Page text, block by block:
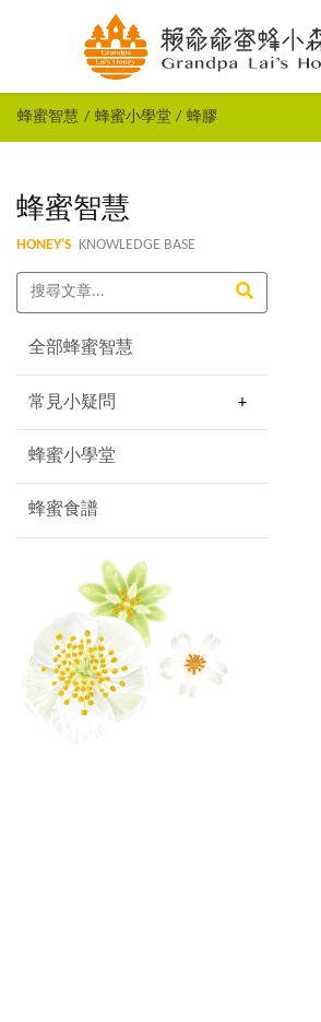
蜂蜜智慧 蜂蜜小學堂 蜂膠
蜂蜜智慧
HONEY'S KNOWLEDGE BASE
全部蜂蜜智慧
常見小疑問
蜂蜜小學堂
蜂蜜食譜